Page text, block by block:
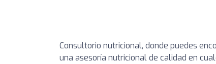
Consultorio nutricional, donde puedes
una asesoría nutricional de calidad en